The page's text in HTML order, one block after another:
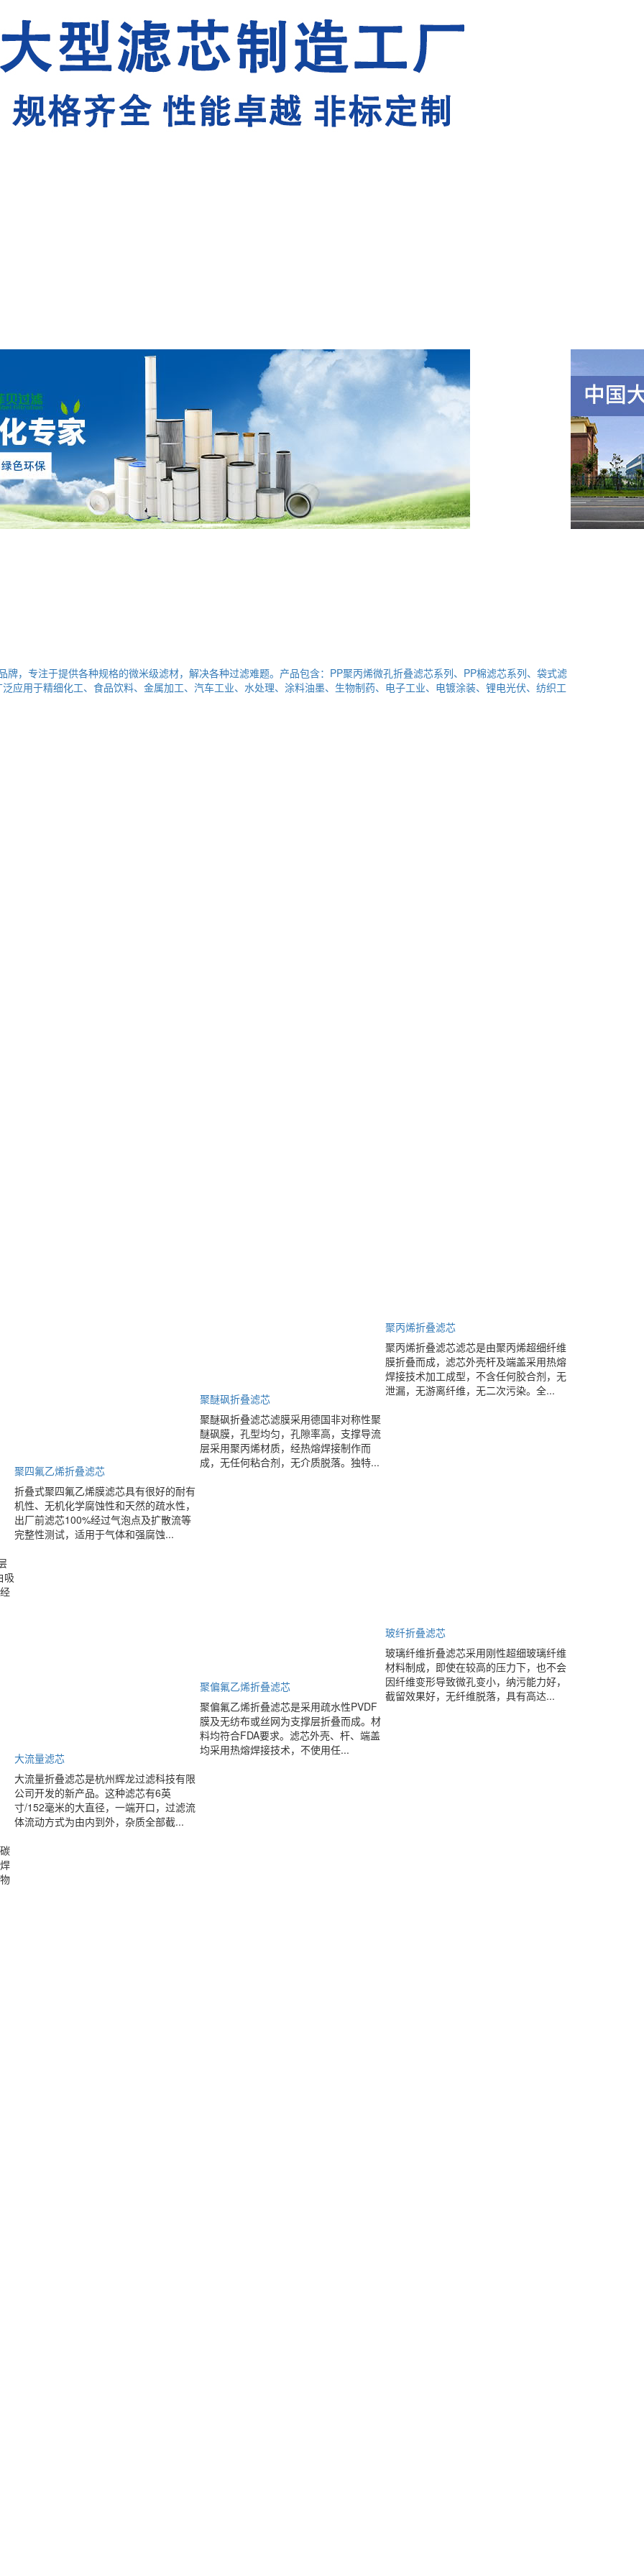
，专注于提供各种规格的微米级滤材，解决各种过滤难题。产品包含：PP聚丙烯微孔折叠滤芯系列、PP棉滤芯系列、袋式滤
应用于精细化工、食品饮料、金属加工、汽车工业、水处理、涂料油墨、生物制药、电子工业、电镀涂装、锂电光伏、纺织工
聚丙烯折叠滤芯
聚丙烯折叠滤芯滤芯是由聚丙烯超细纤维
膜折叠而成，滤芯外壳杆及端盖采用热熔
焊接技术加工成型，不含任何胶合剂，无
泄漏，无游离纤维，无二次污染。全...
聚醚砜折叠滤芯
聚醚砜折叠滤芯滤膜采用德国非对称性聚
醚砜膜，孔型均匀，孔隙率高，支撑导流
层采用聚丙烯材质，经热熔焊接制作而
成，无任何粘合剂，无介质脱落。独特...
聚四氟乙烯折叠滤芯
折叠式聚四氟乙烯膜滤芯具有很好的耐有
机性、无机化学腐蚀性和天然的疏水性，
出厂前滤芯100%经过气泡点及扩散流等
完整性测试，适用于气体和强腐蚀...
吸
玻纤折叠滤芯
玻璃纤维折叠滤芯采用刚性超细玻璃纤维
材料制成，即使在较高的压力下，也不会
因纤维变形导致微孔变小，纳污能力好，
截留效果好，无纤维脱落，具有高达...
聚偏氟乙烯折叠滤芯
聚偏氟乙烯折叠滤芯是采用疏水性PVDF
膜及无纺布或丝网为支撑层折叠而成。材
料均符合FDA要求。滤芯外壳、杆、端盖
均采用热熔焊接技术，不使用任...
大流量滤芯
大流量折叠滤芯是杭州辉龙过滤科技有限
公司开发的新产品。这种滤芯有6英
寸/152毫米的大直径，一端开口，过滤流
体流动方式为由内到外，杂质全部截...